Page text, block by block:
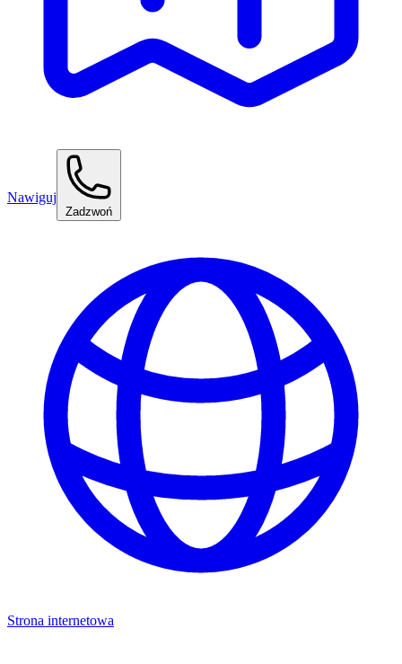
Nawiguj
Zadzwoń
Strona internetowa